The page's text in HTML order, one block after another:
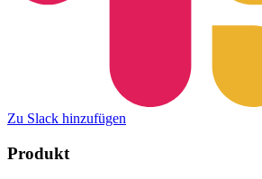
Zu Slack hinzufügen
Produkt